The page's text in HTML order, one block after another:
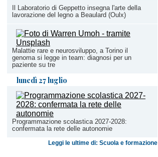
Il Laboratorio di Geppetto insegna l'arte della
lavorazione del legno a Beaulard (Oulx)
Malattie rare e neurosviluppo, a Torino il
genoma si legge in team: diagnosi per un
paziente su tre
lunedì 27 luglio
Programmazione scolastica 2027-2028:
confermata la rete delle autonomie
Leggi le ultime di: Scuola e formazione